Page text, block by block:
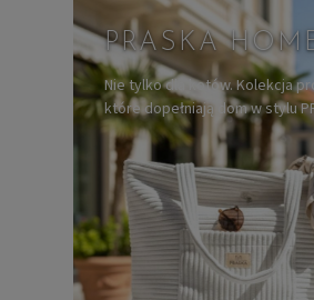
PRASKA
Nie tylko dla kotów. Kolekcja
które dopełniają dom w stylu